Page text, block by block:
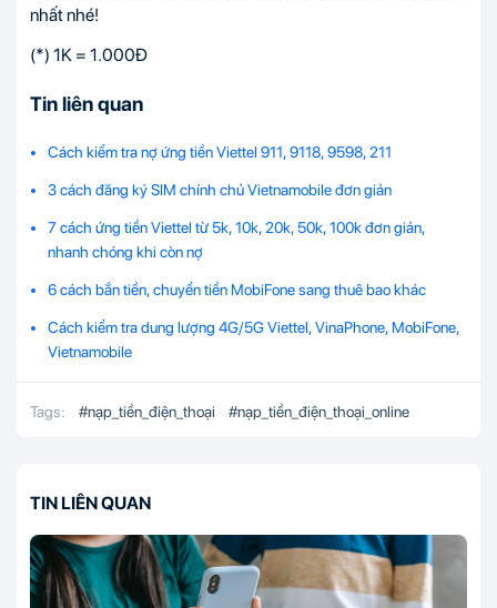
nhất nhé!
(*) 1K = 1.000Đ
Tin liên quan
Cách kiểm tra nợ ứng tiền Viettel 911, 9118, 9598, 211
3 cách đăng ký SIM chính chủ Vietnamobile đơn giản
7 cách ứng tiền Viettel từ 5k, 10k, 20k, 50k, 100k đơn giản,
nhanh chóng khi còn nợ
6 cách bắn tiền, chuyển tiền MobiFone sang thuê bao khác
Cách kiểm tra dung lượng 4G/5G Viettel, VinaPhone, MobiFone,
Vietnamobile
Tags: #nạp_tiền_điện_thoại #nạp_tiền_điện_thoại_online
TIN LIÊN QUAN